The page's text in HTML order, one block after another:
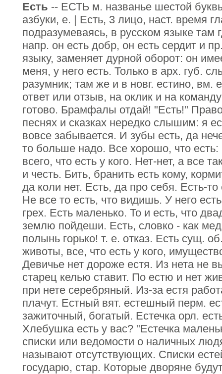
Есть -- ЕСТЬ м. названье шестой
азбуки, е. | Есть, 3 лицо, наст. время
подразумеваясь, в русском языке там
напр. он есть добр, он есть сердит и
языку, заменяет дурной оборот: он
меня, у него есть. Только в арх. губ.
разумник; там же и в новг. естино, вм.
ответ или отзыв, на оклик и на
готово. Брамфалы отдай! "Есть!"
песнях и сказках нередко слышим: я
вовсе забывается. И зубы есть, да
то больше надо. Все хорошо, что есть:
всего, что есть у кого. Нет-нет, а все
и честь. Бить, бранить есть кому,
да коли нет. Есть, да про себя. Есть-
Не все то есть, что видишь. У него
грех. Есть маленько. То и есть, что
землю пойдеши. Есть, словко - как мед
полынь горько! т. е. отказ. Есть сущ.
животы, все, что есть у кого,
Девичье нет дороже естя. Из нета не
старец келью ставит. По естю и нет
при нете серебряный. Из-за естя
плачут. Естный вят. естешный перм.
зажиточный, богатый. Естечка орл.
Хлебушка есть у вас? "Естечка
списки или ведомости о наличных
называют отсутствующих. Списки
государю, стар. Которые дворяне